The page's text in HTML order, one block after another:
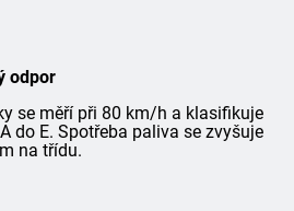
odpor
se měří při 80 km/h a klasifikuje
do E. Spotřeba paliva se zvyšuje
na třídu.